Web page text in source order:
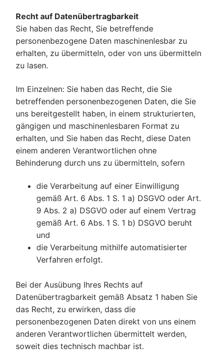
Recht auf Datenübertragbarkeit
Sie haben das Recht, Sie betreffende
personenbezogene Daten maschinenlesbar zu
erhalten, zu übermitteln, oder von uns übermitteln
zu lasen.
Im Einzelnen: Sie haben das Recht, die Sie
betreffenden personenbezogenen Daten, die Sie
uns bereitgestellt haben, in einem strukturierten,
gängigen und maschinenlesbaren Format zu
erhalten, und Sie haben das Recht, diese Daten
einem anderen Verantwortlichen ohne
Behinderung durch uns zu übermitteln, sofern
die Verarbeitung auf einer Einwilligung
gemäß Art. 6 Abs. 1 S. 1 a) DSGVO oder Art.
9 Abs. 2 a) DSGVO oder auf einem Vertrag
gemäß Art. 6 Abs. 1 S. 1 b) DSGVO beruht
und
die Verarbeitung mithilfe automatisierter
Verfahren erfolgt.
Bei der Ausübung Ihres Rechts auf
Datenübertragbarkeit gemäß Absatz 1 haben Sie
das Recht, zu erwirken, dass die
personenbezogenen Daten direkt von uns einem
anderen Verantwortlichen übermittelt werden,
soweit dies technisch machbar ist.